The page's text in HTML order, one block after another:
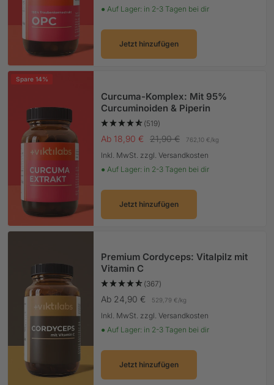
● Auf Lager: in 2-3 Tagen bei dir
Jetzt hinzufügen
Spare 14%
Curcuma-Komplex: Mit 95%
Curcuminoiden & Piperin
(519)
Angebotspreis
Ab 18,90 € Regulärer Preis
21,90 € 762,10 €/kg
Inkl. MwSt. zzgl. Versandkosten
● Auf Lager: in 2-3 Tagen bei dir
Jetzt hinzufügen
Premium Cordyceps: Vitalpilz mit
Vitamin C
(367)
Angebotspreis
Ab 24,90 € 529,79 €/kg
Inkl. MwSt. zzgl. Versandkosten
● Auf Lager: in 2-3 Tagen bei dir
Jetzt hinzufügen